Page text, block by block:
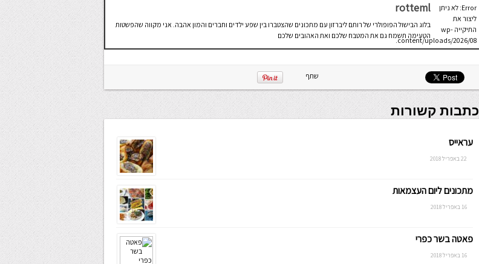
Error: לא ניתן
ליצור את
התיקייה wp-
content/uploads/2026/08.
יש לבדוק
שלה ניתנת
לכתיבה.
rotteml
בלוג הבישול הפופולרי של רותם ליברזון עם מתכונים שהצטברו בין שפע ילדים וחברים והמון אהבה. אני מקווה שהפשטות
הטעימה תשמח גם את המטבח שלכם ואת האהובים שלכם
שתף
כתבות קשורות
עראייס
22 באפריל 2018
מתכונים ליום העצמאות
16 באפריל 2018
פאטה בשר כפרי
16 באפריל 2018